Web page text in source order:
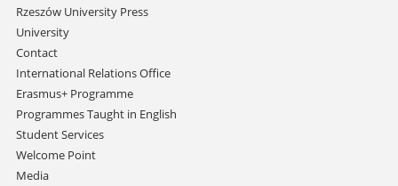
Rzeszów University Press
University
Contact
International Relations Office
Erasmus+ Programme
Programmes Taught in English
Student Services
Welcome Point
Media